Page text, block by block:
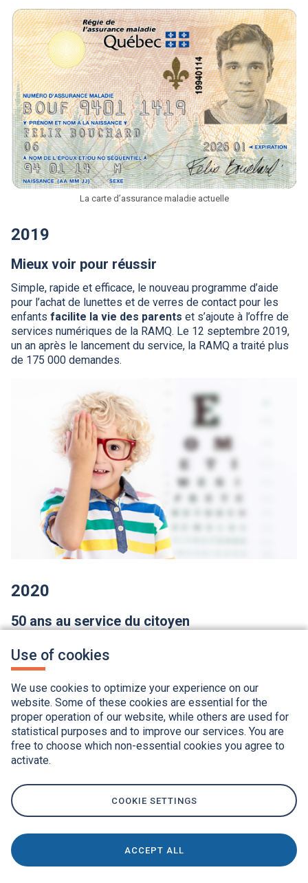
Use of cookies
We use cookies to optimize your experience on our
website. Some of these cookies are essential for the
proper operation of our website, while others are used for
statistical purposes and to improve our services. You are
free to choose which non-essential cookies you agree to
activate.
COOKIE SETTINGS
ACCEPT ALL
La carte d’assurance maladie actuelle
2019
Mieux voir pour réussir
Simple, rapide et efficace, le nouveau programme d’aide
pour l’achat de lunettes et de verres de contact pour les
enfants facilite la vie des parents et s’ajoute à l’offre de
services numériques de la RAMQ. Le 12 septembre 2019,
un an après le lancement du service, la RAMQ a traité plus
de 175 000 demandes.
2020
50 ans au service du citoyen
jamais tournée vers le citoyen. Grâce à un site Web
repensé et aux services numériques faciles à utiliser, la
population est de plus en plus autonome et engagée dans
la prise en charge de sa santé.
Soucieuse de garder le cap sur sa mission et ses valeurs,
la RAMQ metle citoyen au centre de ses
préoccupations
création de valeur pour la population québécoise.
En 2020, la RAMQ :
Administre plus de40programmes
personnes